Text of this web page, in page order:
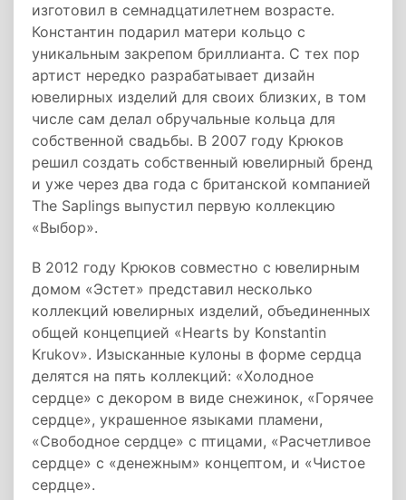
изготовил в семнадцатилетнем возрасте.
Константин подарил матери кольцо с
уникальным закрепом бриллианта. С тех пор
артист нередко разрабатывает дизайн
ювелирных изделий для своих близких, в том
числе сам делал обручальные кольца для
собственной свадьбы. В 2007 году Крюков
решил создать собственный ювелирный бренд
и уже через два года с британской компанией
The Saplings выпустил первую коллекцию
«Выбор».
В 2012 году Крюков совместно с ювелирным
домом «Эстет» представил несколько
коллекций ювелирных изделий, объединенных
общей концепцией «Hearts by Konstantin
Krukov». Изысканные кулоны в форме сердца
делятся на пять коллекций: «Холодное
сердце» с декором в виде снежинок, «Горячее
сердце», украшенное языками пламени,
«Свободное сердце» с птицами, «Расчетливое
сердце» с «денежным» концептом, и «Чистое
сердце».